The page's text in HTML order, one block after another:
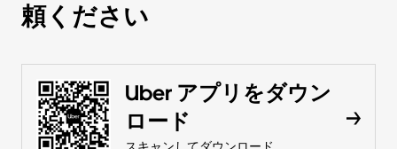
頼ください
Uber アプリをダウン
ロード